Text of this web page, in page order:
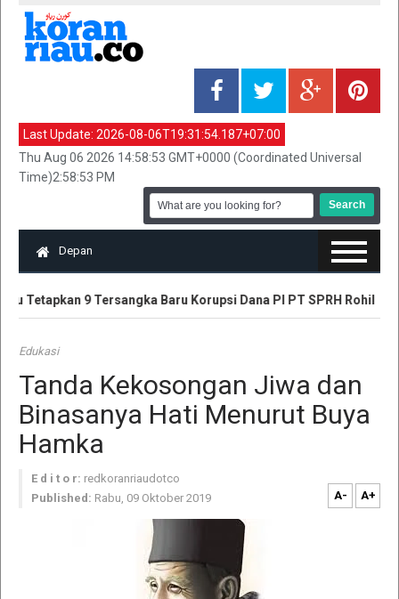
Last Update: 2026-08-06T19:31:54.187+07:00
Thu Aug 06 2026 14:58:53 GMT+0000 (Coordinated Universal
Time)2:58:53 PM
Depan
Tetapkan 9 Tersangka Baru Korupsi Dana PI PT SPRH Rohil
Edukasi
Tanda Kekosongan Jiwa dan
Binasanya Hati Menurut Buya
Hamka
E d i t o r: redkoranriaudotco
Published: Rabu, 09 Oktober 2019 A- A+